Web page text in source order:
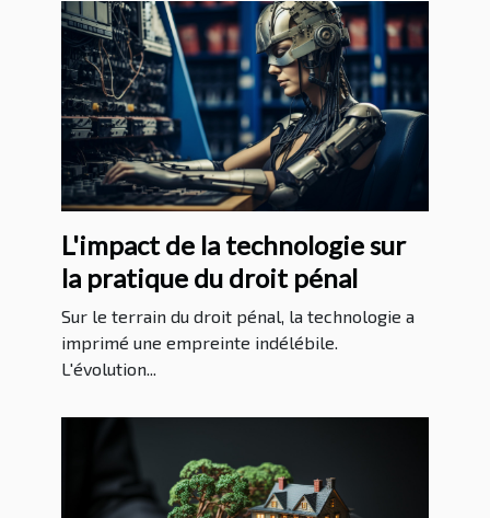
L'impact de la technologie sur
la pratique du droit pénal
Sur le terrain du droit pénal, la technologie a
imprimé une empreinte indélébile.
L'évolution...